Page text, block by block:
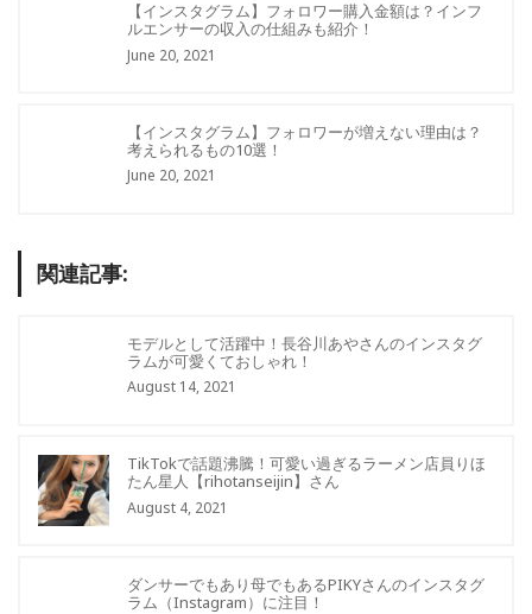
【インスタグラム】フォロワー購入金額は？インフ
ルエンサーの収入の仕組みも紹介！
June 20, 2021
【インスタグラム】フォロワーが増えない理由は？
考えられるもの10選！
June 20, 2021
関連記事:
モデルとして活躍中！長谷川あやさんのインスタグ
ラムが可愛くておしゃれ！
August 14, 2021
TikTokで話題沸騰！可愛い過ぎるラーメン店員りほ
たん星人【rihotanseijin】さん
August 4, 2021
ダンサーでもあり母でもあるPIKYさんのインスタグ
ラム（Instagram）に注目！